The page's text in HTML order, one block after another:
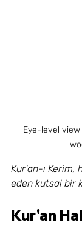
Eye-level
Kur'an-ı Kerim,
eden kutsal bir
Kur'an